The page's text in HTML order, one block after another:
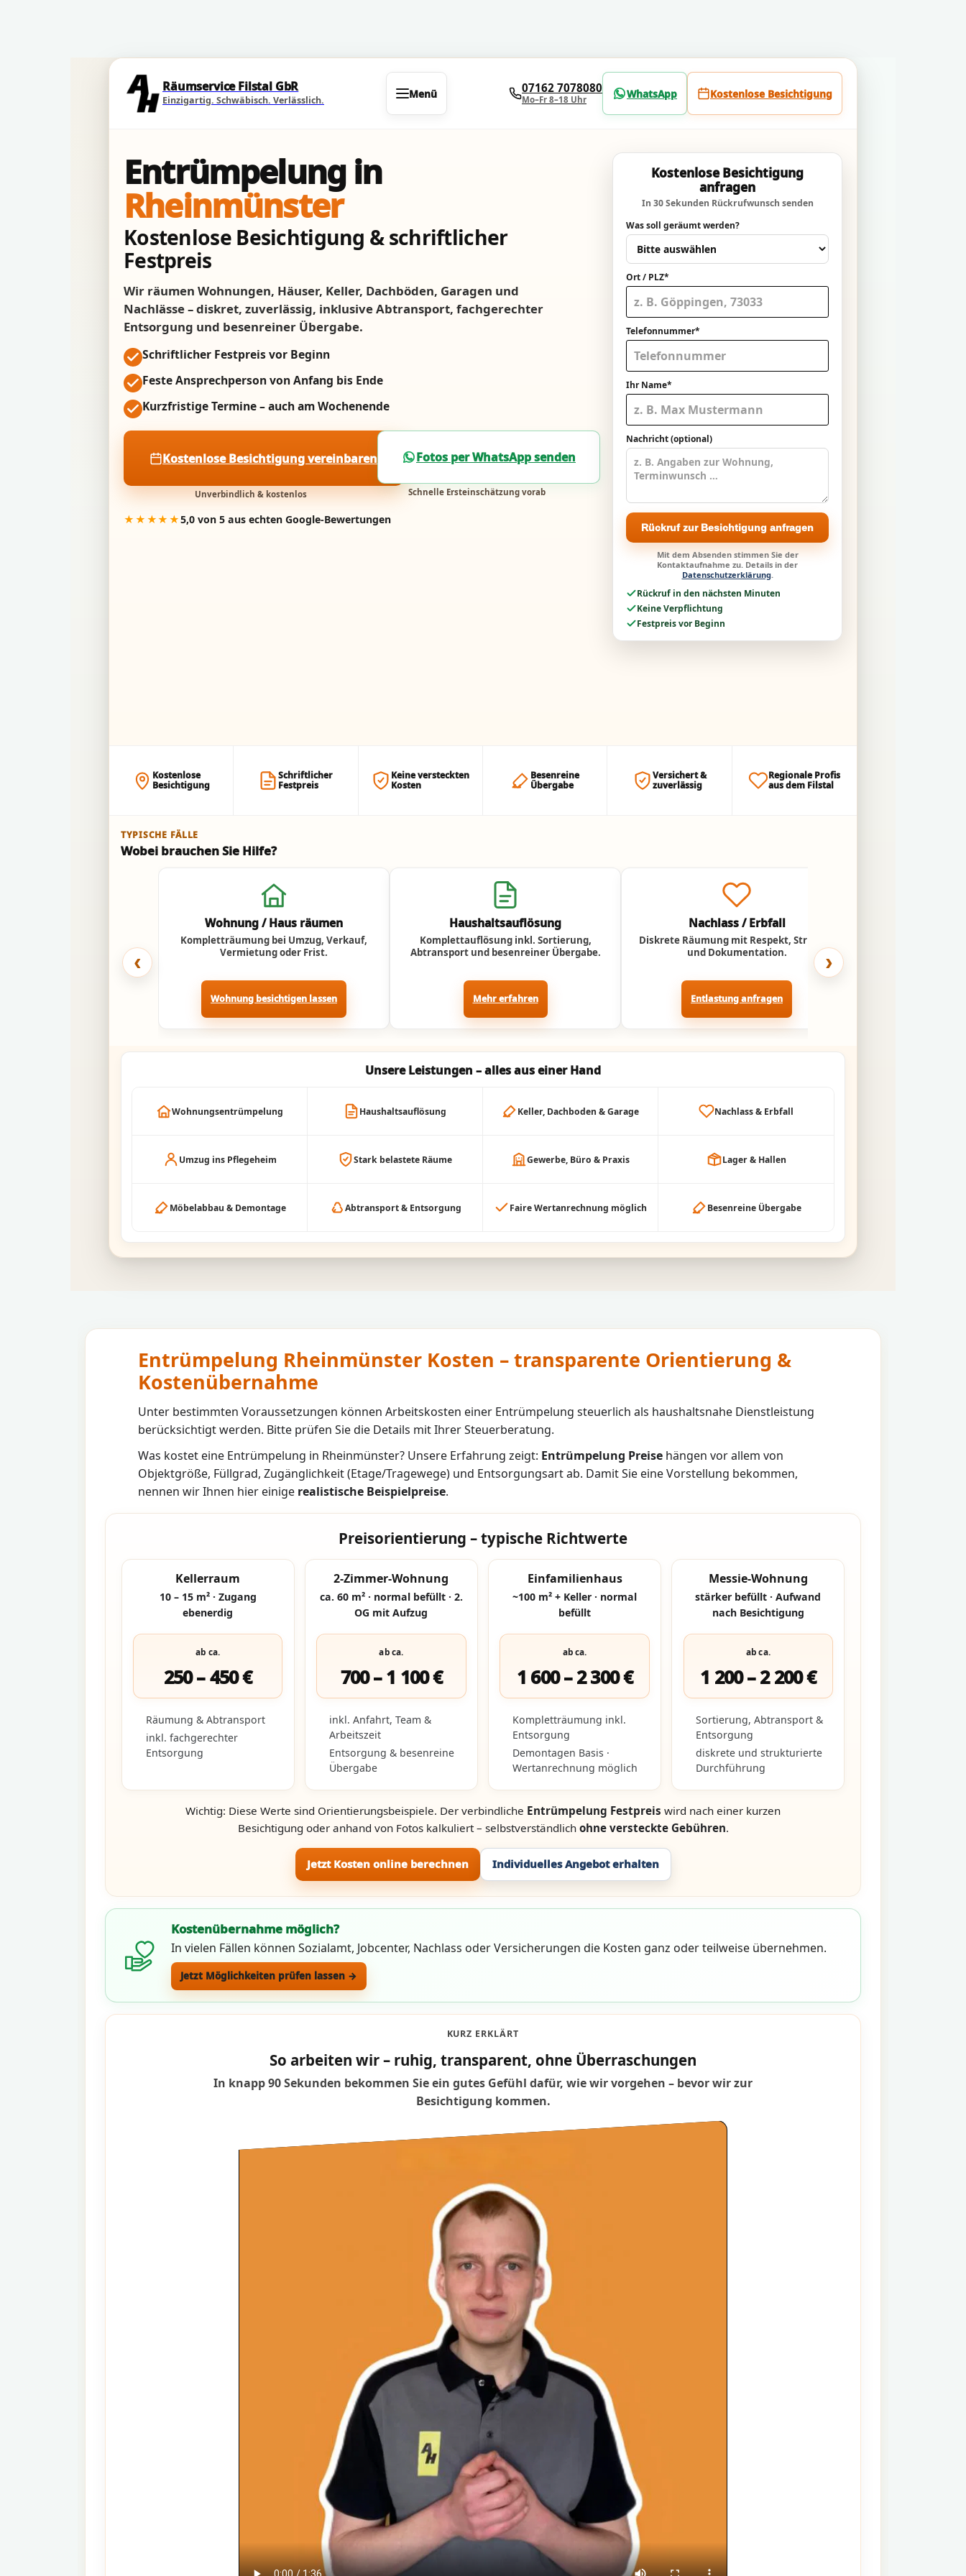
Räumservice Filstal GbR
Einzigartig. Schwäbisch. Verlässlich. Menü 07162 7078080
Mo–Fr 8–18 Uhr WhatsApp Kostenlose Besichtigung
Entrümpelung in
Rheinmünster
Kostenlose Besichtigung & schriftlicher
Festpreis
Wir räumen Wohnungen, Häuser, Keller, Dachböden, Garagen und
Nachlässe – diskret, zuverlässig, inklusive Abtransport, fachgerechter
Entsorgung und besenreiner Übergabe.
Schriftlicher Festpreis vor Beginn
Feste Ansprechperson von Anfang bis Ende
Kurzfristige Termine – auch am Wochenende
Kostenlose Besichtigung vereinbaren
Unverbindlich & kostenlos
Fotos per WhatsApp senden
Schnelle Ersteinschätzung vorab
★★★★★5,0 von 5 aus echten Google-Bewertungen
Kostenlose Besichtigung
anfragen
In 30 Sekunden Rückrufwunsch senden
Was soll geräumt werden?
Ort / PLZ*
Telefonnummer*
Ihr Name*
Nachricht (optional)
Rückruf zur Besichtigung anfragen
Mit dem Absenden stimmen Sie der
Kontaktaufnahme zu. Details in der
Datenschutzerklärung.
Rückruf in den nächsten Minuten
Keine Verpflichtung
Festpreis vor Beginn
Kostenlose
Besichtigung
Schriftlicher
Festpreis
Keine versteckten
Kosten
Besenreine
Übergabe
Versichert &
zuverlässig
Regionale Profis
aus dem Filstal
TYPISCHE FÄLLE
Wobei brauchen Sie Hilfe?
‹
Wohnung / Haus räumen
Kompletträumung bei Umzug, Verkauf,
Vermietung oder Frist.
Wohnung besichtigen lassen
Haushaltsauflösung
Komplettauflösung inkl. Sortierung,
Abtransport und besenreiner Übergabe.
Mehr erfahren
Nachlass / Erbfall
Diskrete Räumung mit Respekt, Struktur
und Dokumentation.
Entlastung anfragen
›
Unsere Leistungen – alles aus einer Hand
Wohnungsentrümpelung Haushaltsauflösung Keller, Dachboden & Garage Nachlass & Erbfall
Umzug ins Pflegeheim Stark belastete Räume Gewerbe, Büro & Praxis Lager & Hallen
Möbelabbau & Demontage Abtransport & Entsorgung Faire Wertanrechnung möglich Besenreine Übergabe
Entrümpelung Rheinmünster Kosten – transparente Orientierung &
Kostenübernahme
Unter bestimmten Voraussetzungen können Arbeitskosten einer Entrümpelung steuerlich als haushaltsnahe Dienstleistung
berücksichtigt werden. Bitte prüfen Sie die Details mit Ihrer Steuerberatung.
Was kostet eine Entrümpelung in Rheinmünster? Unsere Erfahrung zeigt: Entrümpelung Preise hängen vor allem von
Objektgröße, Füllgrad, Zugänglichkeit (Etage/Tragewege) und Entsorgungsart ab. Damit Sie eine Vorstellung bekommen,
nennen wir Ihnen hier einige realistische Beispielpreise.
Preisorientierung – typische Richtwerte
Kellerraum
10 – 15 m² · Zugang
ebenerdig
ab ca.
250 – 450 €
Räumung & Abtransport
inkl. fachgerechter
Entsorgung
2-Zimmer-Wohnung
ca. 60 m² · normal befüllt · 2.
OG mit Aufzug
ab ca.
700 – 1 100 €
inkl. Anfahrt, Team &
Arbeitszeit
Entsorgung & besenreine
Übergabe
Einfamilienhaus
~100 m² + Keller · normal
befüllt
ab ca.
1 600 – 2 300 €
Kompletträumung inkl.
Entsorgung
Demontagen Basis ·
Wertanrechnung möglich
Messie-Wohnung
stärker befüllt · Aufwand
nach Besichtigung
ab ca.
1 200 – 2 200 €
Sortierung, Abtransport &
Entsorgung
diskrete und strukturierte
Durchführung
Wichtig: Diese Werte sind Orientierungsbeispiele. Der verbindliche Entrümpelung Festpreis wird nach einer kurzen
Besichtigung oder anhand von Fotos kalkuliert – selbstverständlich ohne versteckte Gebühren.
Jetzt Kosten online berechnen Individuelles Angebot erhalten
Kostenübernahme möglich?
In vielen Fällen können Sozialamt, Jobcenter, Nachlass oder Versicherungen die Kosten ganz oder teilweise übernehmen.
Jetzt Möglichkeiten prüfen lassen →
KURZ ERKLÄRT
So arbeiten wir – ruhig, transparent, ohne Überraschungen
In knapp 90 Sekunden bekommen Sie ein gutes Gefühl dafür, wie wir vorgehen – bevor wir zur
Besichtigung kommen.